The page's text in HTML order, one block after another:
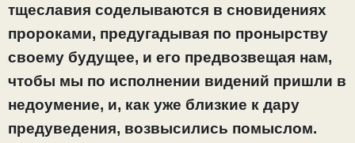
тщеславия соделываются в сновидениях
пророками, предугадывая по пронырству
своему будущее, и его предвозвещая нам,
чтобы мы по исполнении видений пришли в
недоумение, и, как уже близкие к дару
предуведения, возвысились помыслом.